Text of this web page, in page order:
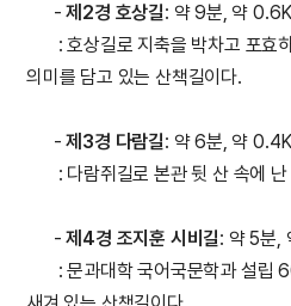
-제2경 호상길: 약 9분, 약
:호상길로 지축을 박차고 포효
의미를 담고 있는 산책길이다.
-제3경 다람길: 약 6분, 약
: 다람쥐길로 본관 뒷 산 속에
-제4경 조지훈 시비길: 약 5분,
:문과대학 국어국문학과 설립